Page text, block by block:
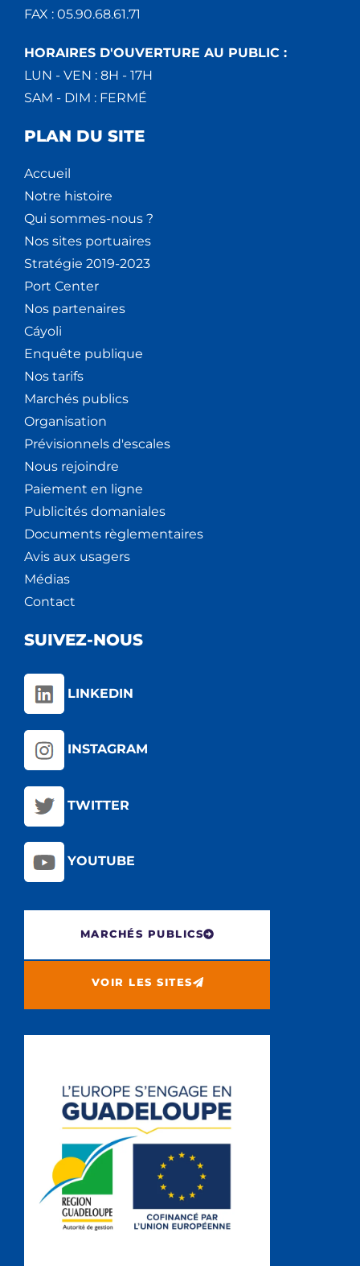
FAX : 05.90.68.61.71
HORAIRES D'OUVERTURE AU PUBLIC :
LUN - VEN : 8H - 17H
SAM - DIM : FERMÉ
PLAN DU SITE
Accueil
Notre histoire
Qui sommes-nous ?
Nos sites portuaires
Stratégie 2019-2023
Port Center
Nos partenaires
Cáyoli
Enquête publique
Nos tarifs
Marchés publics
Organisation
Prévisionnels d'escales
Nous rejoindre
Paiement en ligne
Publicités domaniales
Documents règlementaires
Avis aux usagers
Médias
Contact
SUIVEZ-NOUS
LINKEDIN
INSTAGRAM
TWITTER
YOUTUBE
MARCHÉS PUBLICS
VOIR LES SITES